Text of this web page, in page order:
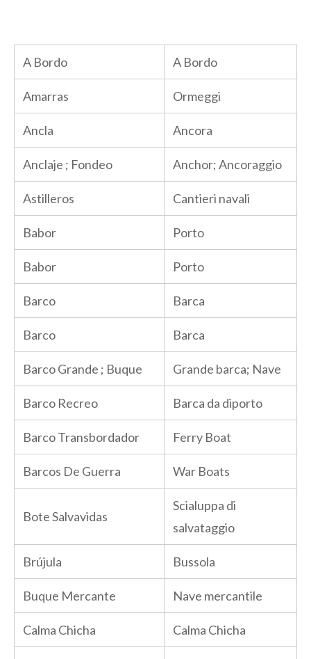
A Bordo A Bordo
Amarras Ormeggi
Ancla Ancora
Anclaje ; Fondeo Anchor; Ancoraggio
Astilleros Cantieri navali
Babor Porto
Babor Porto
Barco Barca
Barco Barca
Barco Grande ; Buque Grande barca; Nave
Barco Recreo Barca da diporto
Barco Transbordador Ferry Boat
Barcos De Guerra War Boats
Bote Salvavidas
Scialuppa di
salvataggio
Brújula Bussola
Buque Mercante Nave mercantile
Calma Chicha Calma Chicha